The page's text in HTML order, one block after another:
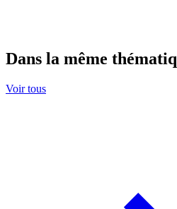
Dans la même
Voir tous